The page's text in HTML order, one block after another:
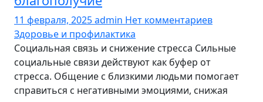
11 февраля, 2025admin Нет комментариев
Здоровье и профилактика
Социальная связь и снижение стресса Сильные
социальные связи действуют как буфер от
стресса. Общение с близкими людьми помогает
справиться с негативными эмоциями, снижая